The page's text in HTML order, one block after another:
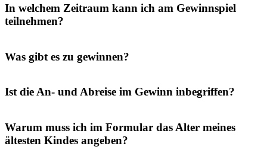
In welchem Zeitraum kann ich am Gewinnspiel
teilnehmen?
Was gibt es zu gewinnen?
Ist die An- und Abreise im Gewinn inbegriffen?
Warum muss ich im Formular das Alter meines
ältesten Kindes angeben?